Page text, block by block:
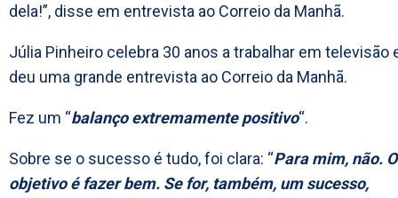
dela!”, disse em entrevista ao Correio da Manhã.
Júlia Pinheiro celebra 30 anos a trabalhar em televisão
deu uma grande entrevista ao Correio da Manhã.
Fez um “balanço extremamente positivo“.
Sobre se o sucesso é tudo, foi clara: “Para mim, não. O
objetivo é fazer bem. Se for, também, um sucesso,